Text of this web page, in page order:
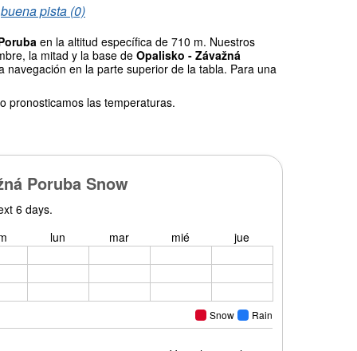
buena pista (0)
en la altitud específica de 710 m. Nuestros
la mitad y la base de Opalisko - Závažná
en la parte superior de la tabla. Para una
pronosticamos las temperaturas.